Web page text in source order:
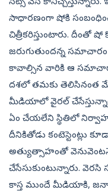
సెట్స్‌ వేసి
సాధారణంగా షోకి
చిత్రీకరిస్తుంటారు. దీంతో షో
జరుగుతుందన్న
కావాల్సిన వారికి ఆ
దశలో తమకు తెలిసినంత
మీడియాలో వైరల్‌
ఏం చేయలేని స్థితిలో
దీనికితోడు కంటెస్టెంట్లు
అత్యుత్సాహంతో
చేసేసుకుంటున్నారు.
కాస్త ముందే మీడియాకి,